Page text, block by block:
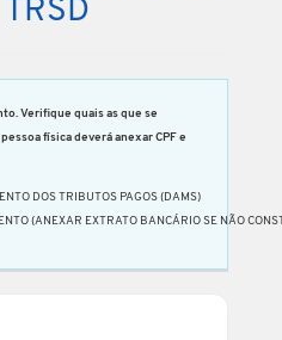
Verifique quais as que se
física deverá anexar CPF e
DOS TRIBUTOS PAGOS (DAMS)
(ANEXAR EXTRATO BANCÁRIO SE NÃO